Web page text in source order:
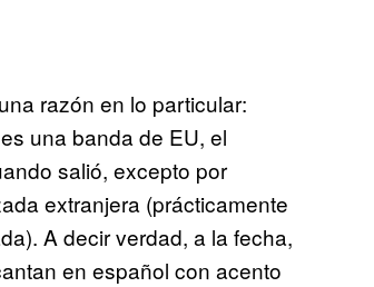
razón en lo particular:
una banda de EU, el
salió, excepto por
extranjera (prácticamente
A decir verdad, a la fecha,
en español con acento